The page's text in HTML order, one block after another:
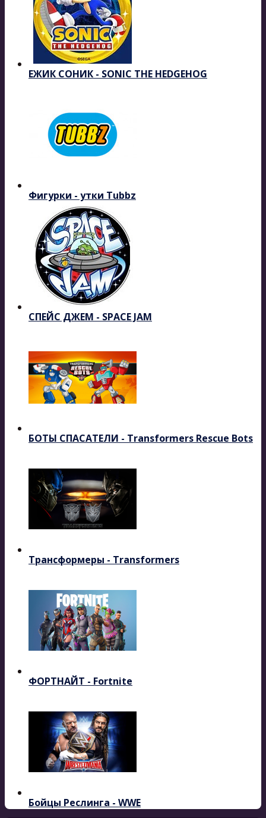
ЕЖИК СОНИК - SONIC THE HEDGEHOG
Фигурки - утки Tubbz
СПЕЙС ДЖЕМ - SPACE JAM
БОТЫ СПАСАТЕЛИ - Transformers Rescue Bots
Трансформеры - Transformers
ФОРТНАЙТ - Fortnite
Бойцы Реслинга - WWE